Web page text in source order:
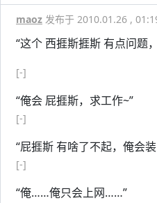
maoz 发布于 2010.01.26 ,
“这个 西捱斯捱斯 有点问题
[-]
“俺会 屁捱斯，求工作~”
[-]
“屁捱斯 有啥了不起，俺会
[-]
“俺……俺只会上网……”